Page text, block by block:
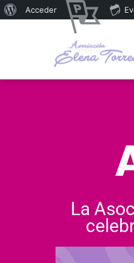
La
Acceder
Promoter